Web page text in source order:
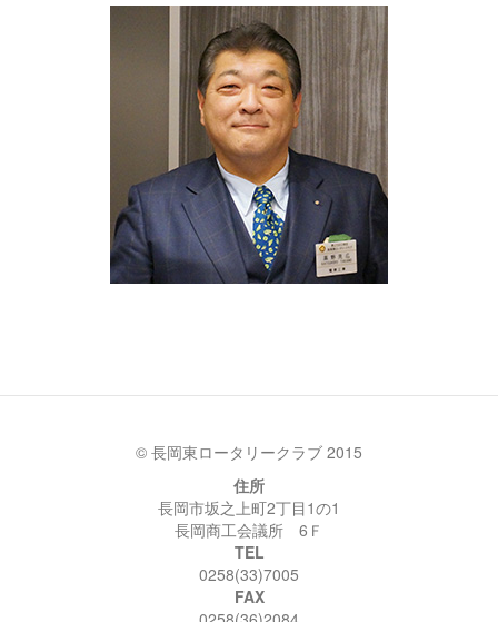
© 長岡東ロータリークラブ 2015
住所
長岡市坂之上町2丁目1の1
長岡商工会議所 6Ｆ
TEL
0258(33)7005
FAX